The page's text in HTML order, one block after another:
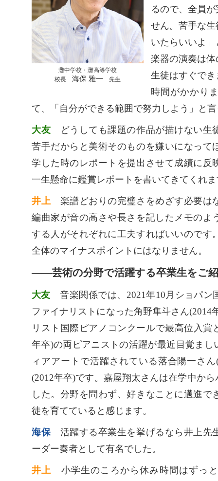
灘中学校・灘高等学校
校長 海保 雅一 先生
るので、全員
せん。苦手な
いたらいいよ
楽器の演奏は
生徒はすぐで
時間がかかり
て、「自分ができる範囲で努力しよう」と
大友 どうしても課題の作品が描けない生
苦手だからと美術そのものを嫌いになって
学した時のレポートを提出させて成績に反
一生懸命に鑑賞レポートを書いてきてくれ
井上 楽譜どおりの完璧さをめざす必要は
編曲家が音の高さや長さを記したメモのよ
する人がそれぞれに工夫すればいいのです
全体のマイナスポイントにはなりません。
――芸術の分野で活躍する卒業生をご
大友 音楽関係では、2021年10月ショパン
ファイナリストになった角野隼斗さん(2014
リスト国際ピアノコンクールで最高位入賞
年卒)の両ピアニストの活躍が最近目覚ま
ィアアートで活躍されている落合陽一さ
(2012年卒)です。嘉屋翔太さんは在学中か
した。分野を問わず、好きなことに邁進で
徒を育てていると感じます。
海保 活躍する卒業生を挙げるなら井上先
ーダー奏者として有名でした。
井上 小学生のころから休み時間はずっ